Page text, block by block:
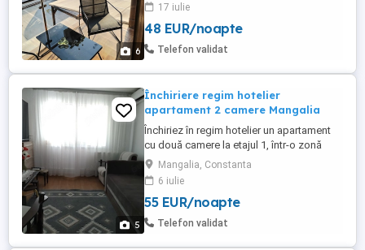
6
17 iulie
48 EUR/noapte
Telefon validat
5
Închiriere regim hotelier
apartament 2 camere Mangalia
Închiriez în regim hotelier un apartament
cu două camere la etajul 1, într-o zonă
liniștită aproape de Portul Turistic și de
plaja Mangalia. Capacitate de cazare 3-5
persoane.Suprafata apartamentului este
de 42 mp. Apartamentul se afla situat în
apropierea stațiilor de microbuz către
Mangalia, Constanta
6 iulie
55 EUR/noapte
Telefon validat